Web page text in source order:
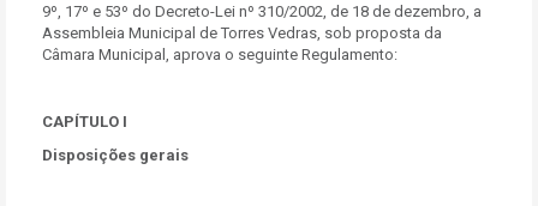
9º, 17º e 53º do Decreto-Lei nº 310/2002, de 18 de dezembro, a
Assembleia Municipal de Torres Vedras, sob proposta da
Câmara Municipal, aprova o seguinte Regulamento:
CAPÍTULO I
Disposições gerais